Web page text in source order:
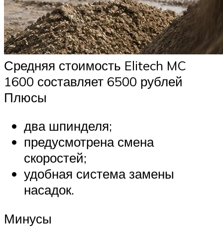
Средняя стоимость Elitech MC
1600 составляет 6500 рублей
Плюсы
два шпинделя;
предусмотрена смена
скоростей;
удобная система замены
насадок.
Минусы